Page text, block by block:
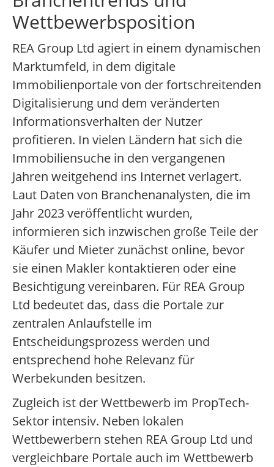
Wettbewerbsposition
REA Group Ltd agiert in einem dynamischen
Marktumfeld, in dem digitale
Immobilienportale von der fortschreitenden
Digitalisierung und dem veränderten
Informationsverhalten der Nutzer
profitieren. In vielen Ländern hat sich die
Immobiliensuche in den vergangenen
Jahren weitgehend ins Internet verlagert.
Laut Daten von Branchenanalysten, die im
Jahr 2023 veröffentlicht wurden,
informieren sich inzwischen große Teile der
Käufer und Mieter zunächst online, bevor
sie einen Makler kontaktieren oder eine
Besichtigung vereinbaren. Für REA Group
Ltd bedeutet das, dass die Portale zur
zentralen Anlaufstelle im
Entscheidungsprozess werden und
entsprechend hohe Relevanz für
Werbekunden besitzen.
Zugleich ist der Wettbewerb im PropTech-
Sektor intensiv. Neben lokalen
Wettbewerbern stehen REA Group Ltd und
vergleichbare Portale auch im Wettbewerb